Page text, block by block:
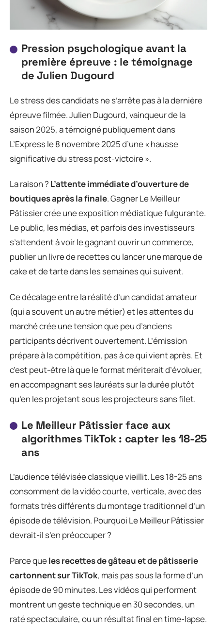
Pression psychologique avant la
première épreuve : le témoignage
de Julien Dugourd
Le stress des candidats ne s’arrête pas à la dernière
épreuve filmée. Julien Dugourd, vainqueur de la
saison 2025, a témoigné publiquement dans
L’Express le 8 novembre 2025 d’une « hausse
significative du stress post-victoire ».
La raison ? L’attente immédiate d’ouverture de
boutiques après la finale. Gagner Le Meilleur
Pâtissier crée une exposition médiatique fulgurante.
Le public, les médias, et parfois des investisseurs
s’attendent à voir le gagnant ouvrir un commerce,
publier un livre de recettes ou lancer une marque de
cake et de tarte dans les semaines qui suivent.
Ce décalage entre la réalité d’un candidat amateur
(qui a souvent un autre métier) et les attentes du
marché crée une tension que peu d’anciens
participants décrivent ouvertement. L’émission
prépare à la compétition, pas à ce qui vient après. Et
c’est peut-être là que le format mériterait d’évoluer,
en accompagnant ses lauréats sur la durée plutôt
qu’en les projetant sous les projecteurs sans filet.
Le Meilleur Pâtissier face aux
algorithmes TikTok : capter les 18-25
ans
L’audience télévisée classique vieillit. Les 18-25 ans
consomment de la vidéo courte, verticale, avec des
formats très différents du montage traditionnel d’un
épisode de télévision. Pourquoi Le Meilleur Pâtissier
devrait-il s’en préoccuper ?
Parce queles recettes de gâteau et de pâtisserie
cartonnent sur TikTok, mais pas sous la forme d’un
épisode de 90 minutes. Les vidéos qui performent
montrent un geste technique en 30 secondes, un
raté spectaculaire, ou un résultat final en time-lapse.